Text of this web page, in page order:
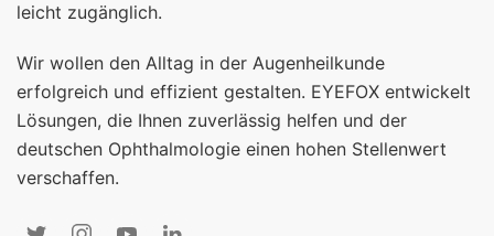
leicht zugänglich.
Wir wollen den Alltag in der Augenheilkunde
erfolgreich und effizient gestalten. EYEFOX entwickelt
Lösungen, die Ihnen zuverlässig helfen und der
deutschen Ophthalmologie einen hohen Stellenwert
verschaffen.